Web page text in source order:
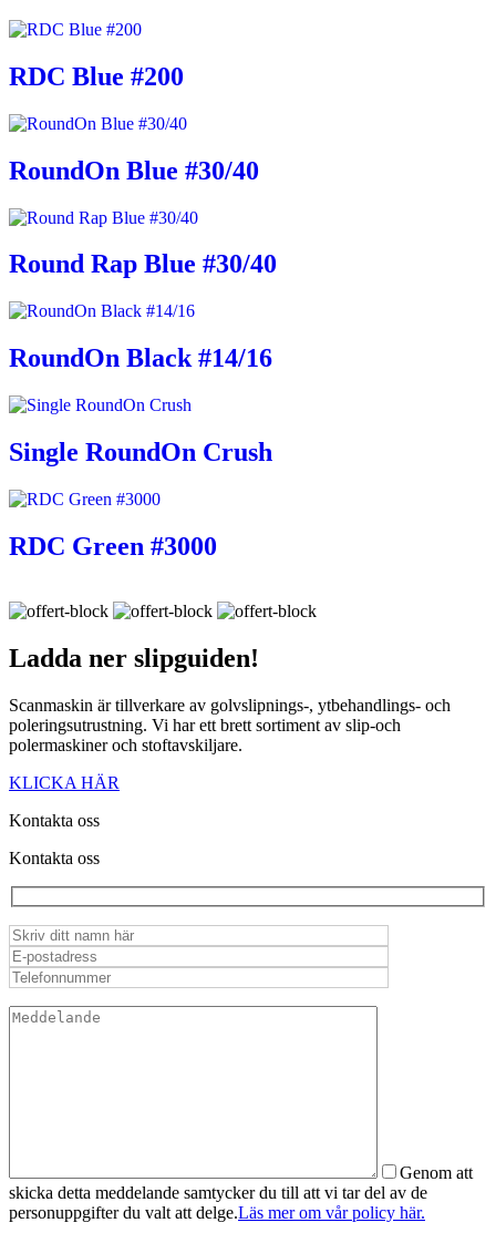
RDC Blue #200
RoundOn Blue #30/40
Round Rap Blue #30/40
RoundOn Black #14/16
Single RoundOn Crush
RDC Green #3000
Ladda ner slipguiden!
Scanmaskin är tillverkare av golvslipnings-, ytbehandlings- och
poleringsutrustning. Vi har ett brett sortiment av slip-och
polermaskiner och stoftavskiljare.
KLICKA HÄR
Kontakta oss
Kontakta oss
Genom att
skicka detta meddelande samtycker du till att vi tar del av de
personuppgifter du valt att delge.Läs mer om vår policy här.